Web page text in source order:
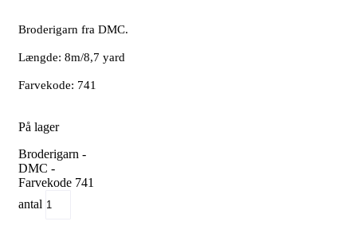
Broderigarn fra DMC.
Længde: 8m/8,7 yard
Farvekode: 741
På lager
Broderigarn -
DMC -
Farvekode 741
antal